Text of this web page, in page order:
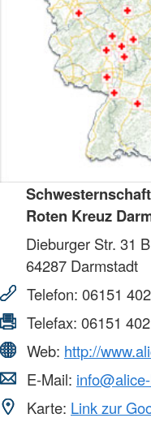
Roten Kreuz
Dieburger Str. 31 B
64287 Darmstadt
Telefon: 06151
Telefax: 06151
Web: http://
E-Mail:
Karte: Link zur